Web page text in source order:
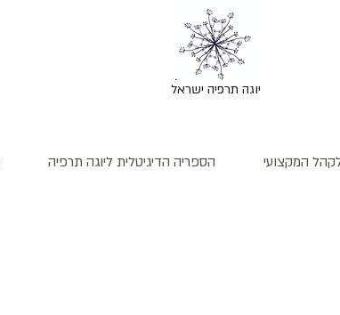
יוגה תרפיה ישראל
המקצועי הספריה הדיגיטלית ליוגה תרפיה